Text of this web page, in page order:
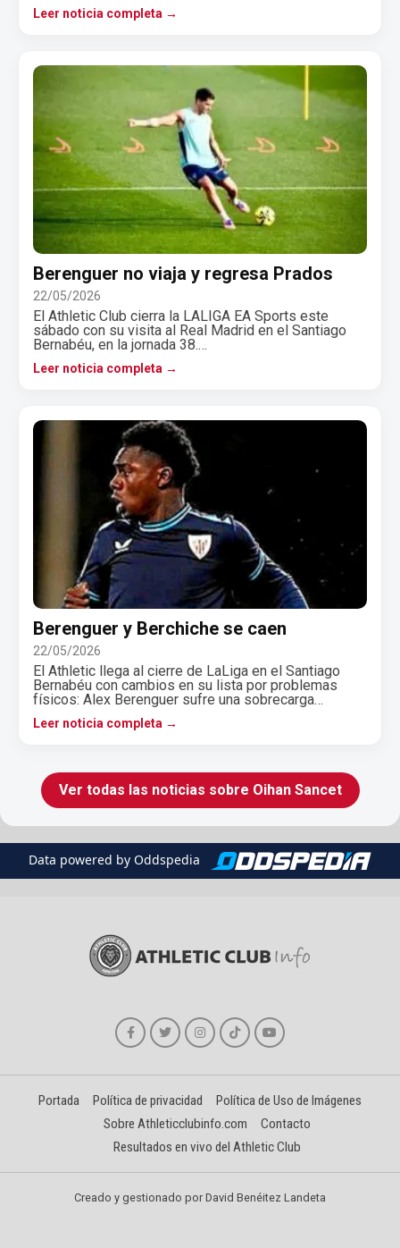
Leer noticia completa →
Berenguer no viaja y regresa Prados
22/05/2026
El Athletic Club cierra la LALIGA EA Sports este
sábado con su visita al Real Madrid en el Santiago
Bernabéu, en la jornada 38.…
Leer noticia completa →
Berenguer y Berchiche se caen
22/05/2026
El Athletic llega al cierre de LaLiga en el Santiago
Bernabéu con cambios en su lista por problemas
físicos: Alex Berenguer sufre una sobrecarga…
Leer noticia completa →
Ver todas las noticias sobre Oihan Sancet
Data powered by Oddspedia
Portada Política de privacidad
Política de Uso de Imágenes
Sobre Athleticclubinfo.com
Contacto
Resultados en vivo del Athletic Club
Creado y gestionado por David Benéitez Landeta